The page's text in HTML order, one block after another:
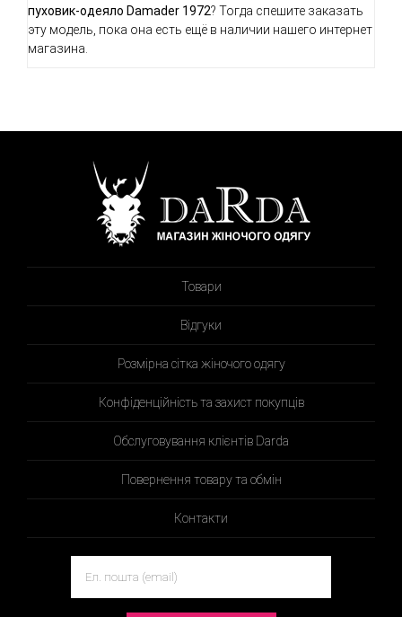
пуховик-одеяло Damader 1972? Тогда спешите заказать
эту модель, пока она есть ещё в наличии нашего интернет
магазина.
Товари
Відгуки
Розмірна сітка жіночого одягу
Конфіденційність та захист покупців
Обслуговування клієнтів Darda
Повернення товару та обмін
Контакти